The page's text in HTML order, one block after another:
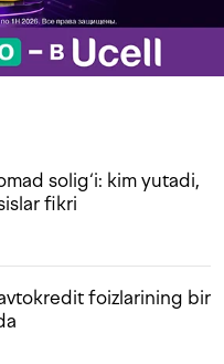
solig‘i: kim yutadi,
fikri
foizlarining bir